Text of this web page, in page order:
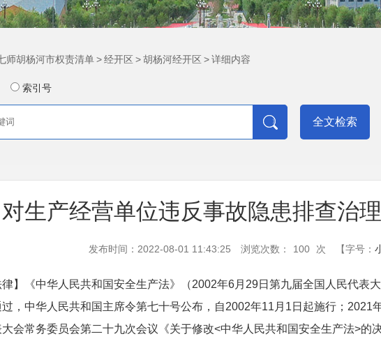
师胡杨河市权责清单>经开区 >胡杨河经开区 >详细内容
索引号
全文检索
对生产经营单位违反事故隐患排查治
发布时间：2022-08-01 11:43:25 浏览次数： 100 次 【字号：
律】《中华人民共和国安全生产法》（2002年6月29日第九届全国人民代表
，中华人民共和国主席令第七十号公布，自2002年11月1日起施行；2021
会常务委员会第二十九次会议《关于修改<中华人民共和国安全生产法>的